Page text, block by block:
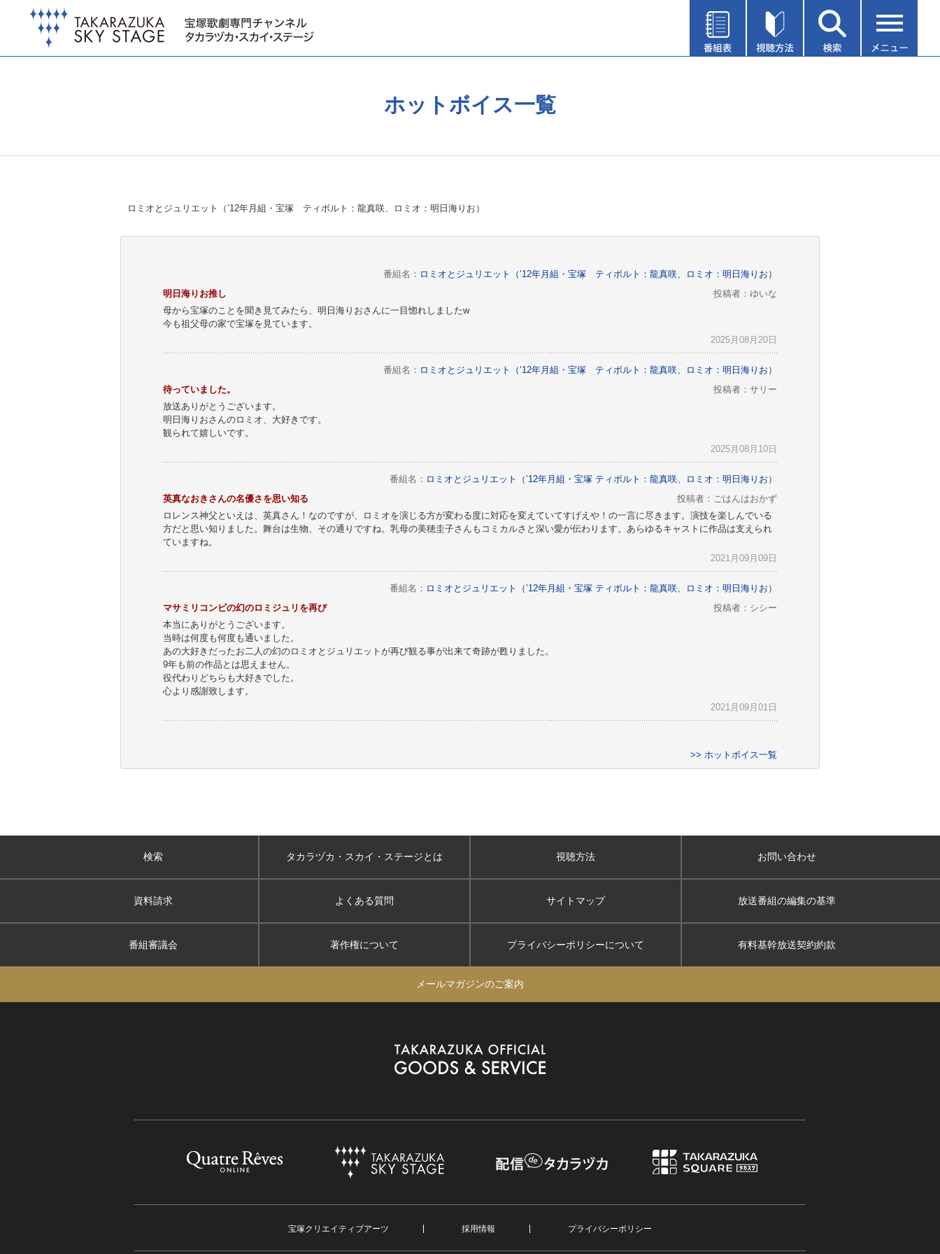
ホットボイス一覧
ロミオとジュリエット（’12年月組・宝塚 ティボルト：龍真咲、ロミオ：明日海りお）
番組名： ロミオとジュリエット（’12年月組・宝塚 ティボルト：龍真咲、ロミオ：明日海りお）
明日海りお推し
投稿者：ゆいな
母から宝塚のことを聞き見てみたら、明日海りおさんに一目惚れしましたw
今も祖父母の家で宝塚を見ています。
2025月08月20日
番組名： ロミオとジュリエット（’12年月組・宝塚 ティボルト：龍真咲、ロミオ：明日海りお）
待っていました。
投稿者：サリー
放送ありがとうございます。
明日海りおさんのロミオ、大好きです。
観られて嬉しいです。
2025月08月10日
番組名： ロミオとジュリエット（’12年月組・宝塚 ティボルト：龍真咲、ロミオ：明日海りお）
英真なおきさんの名優さを思い知る
投稿者：ごはんはおかず
ロレンス神父といえは、英真さん！なのですが、ロミオを演じる方が変わる度に対応を変えていてすげえや！の一言に尽きます。演技を楽しんでいる
方だと思い知りました。舞台は生物、その通りですね。乳母の美穂圭子さんもコミカルさと深い愛が伝わります。あらゆるキャストに作品は支えられ
ていますね。
2021月09月09日
番組名： ロミオとジュリエット（’12年月組・宝塚 ティボルト：龍真咲、ロミオ：明日海りお）
マサミリコンビの幻のロミジュリを再び
投稿者：シシー
本当にありがとうございます。
当時は何度も何度も通いました。
あの大好きだったお二人の幻のロミオとジュリエットが再び観る事が出来て奇跡が甦りました。
9年も前の作品とは思えません。
役代わりどちらも大好きでした。
心より感謝致します。
2021月09月01日
>> ホットボイス一覧
検索 タカラヅカ・スカイ ・ステージとは 視聴方法 お問い合わせ
資料請求 よくある質問 サイトマップ 放送番組の編集の基準
番組審議会 著作権について プライバシーポリシーについて 有料基幹放送契約約款
メールマガジンのご案内
宝塚クリエイティブアーツ 採用情報 プライバシーポリシー